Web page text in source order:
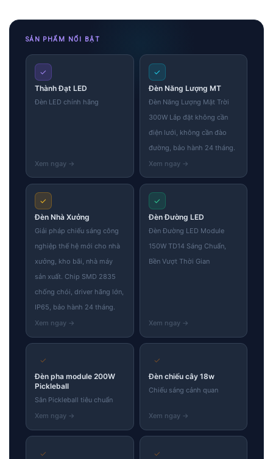
SẢN PHẨM NỔI BẬT
✓
Thành Đạt LED
Đèn LED chính hãng
✓
Đèn Năng Lượng MT
Đèn Năng Lượng Mặt Trời
300W Lắp đặt không cần
điện lưới, không cần đào
đường, bảo hành 24 tháng.
✓
Đèn Nhà Xưởng
Giải pháp chiếu sáng công
nghiệp thế hệ mới cho nhà
xưởng, kho bãi, nhà máy
sản xuất. Chip SMD 2835
chống chói, driver hãng lớn,
IP65, bảo hành 24 tháng.
✓
Đèn Đường LED
Đèn Đường LED Module
150W TD14 Sáng Chuẩn,
Bền Vượt Thời Gian
✓
Đèn pha module 200W
Pickleball
Sân Pickleball tiêu chuẩn
✓
Đèn chiếu cây 18w
Chiếu sáng cảnh quan
✓ ✓